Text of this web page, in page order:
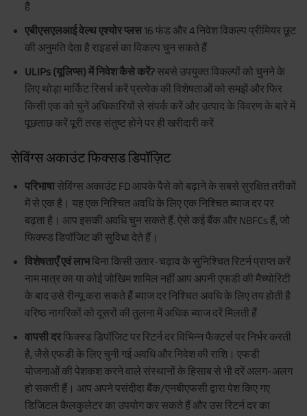
है
एबीएसएलआई वेल्थ एश्योर प्लस16 फंड और 4 निवेश विकल्प प्रीमियर छूट
की अनुमति देता है राइडर्स का विकल्प चुन सकते हैं
ULIPs (यूलिप्स) में निवेश कैसे करें?सबसे उपयुक्त विकल्पों को चुनने के
लिए थोड़ा मार्किट रिसर्च करें प्रत्येक की विशेषताओं को समझें और फिर
किसी एक को चुनें अधिकारियों से संपर्क करें और उत्पाद के विवरण के बारे में
पूछताछ करें पूरी तरह संतुष्ट होने पर ही खरीदारी करें
सेविंग्स अकाउंट फिक्सड डिपॉज़िट
परिभाषासेविंग्स अकाउंट FD आपके पैसे को बढ़ाने के सबसे सुरक्षित तरीकों
में से एक है। यह एक निश्चित अवधि के लिए एक निश्चित ब्याज दर पर
बढ़ता है। आप इसकी अवधि चुन सकते हैं. ऐसे कई बैंक और NBFCs हैं, जो
फिक्स्ड डिपॉजिट की सुविधा देते हैं।
विशेषताएँ एवं लाभबिना किसी उतार-चढ़ाव के सुनिश्चित रिटर्न प्राप्त करें
नाम मात्र का या कोई जोखिम शामिल नहीं आप अपनी एफडी की मैच्योरिटी
के बाद उसे रीन्यू करा सकते हैं ब्याज दर निश्चित अवधि के लिए तय होती है
वरिष्ठ नागरिकों को दूसरों की तुलना में अधिक ब्याज दरें मिलती हैं
वापसी दरफिक्स्ड डिपॉजिट पर रिटर्न दर विभिन्न फैक्टर्स पर निर्भर करती
है, जैसे एफडी के लिए चुनी गई अवधि और निवेश की राशि। एफडी
योजनाओं की पेशकश करने वाले संस्थानों के हिसाब से भी दरें अलग-अलग
हो सकती हैं। आप अपने पसंदीदा बैंक/एनबीएफसी द्वारा पेश किए गए
डिजिटल कैलकुलेटर का उपयोग कर सकते हैं और उस रिटर्न दर का